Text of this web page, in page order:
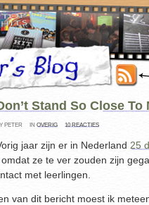
Stand So Close To
PETER IN OVERIG 10 REACTIES
jaar zijn er in Nederland 25
omdat ze te ver zouden zijn
met leerlingen.
van dit bericht moest ik